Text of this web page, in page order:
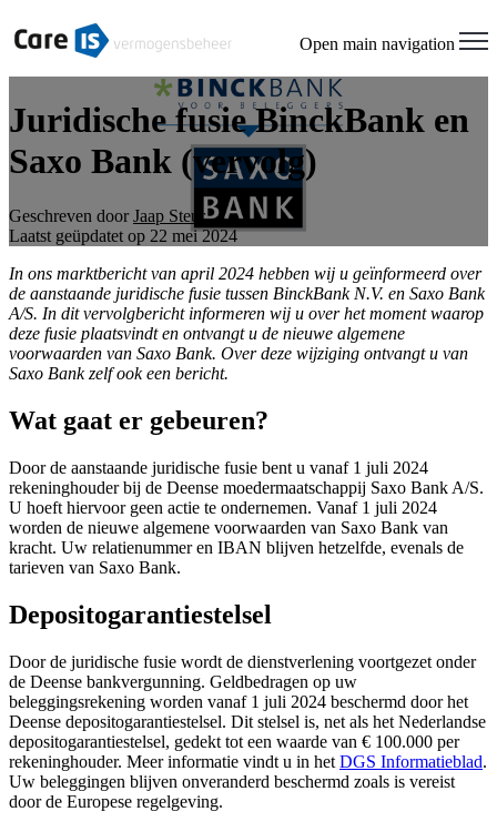
Open main navigation
Juridische fusie BinckBank en
Saxo Bank (vervolg)
Geschreven doorJaap Steur
Laatst geüpdatet op 22 mei 2024
In ons marktbericht van april 2024 hebben wij u geïnformeerd over
de aanstaande juridische fusie tussen BinckBank N.V. en Saxo Bank
A/S. In dit vervolgbericht informeren wij u over het moment waarop
deze fusie plaatsvindt en ontvangt u de nieuwe algemene
voorwaarden van Saxo Bank. Over deze wijziging ontvangt u van
Saxo Bank zelf ook een bericht.
Wat gaat er gebeuren?
Door de aanstaande juridische fusie bent u vanaf 1 juli 2024
rekeninghouder bij de Deense moedermaatschappij Saxo Bank A/S.
U hoeft hiervoor geen actie te ondernemen. Vanaf 1 juli 2024
worden de nieuwe algemene voorwaarden van Saxo Bank van
kracht. Uw relatienummer en IBAN blijven hetzelfde, evenals de
tarieven van Saxo Bank.
Depositogarantiestelsel
Door de juridische fusie wordt de dienstverlening voortgezet onder
de Deense bankvergunning. Geldbedragen op uw
beleggingsrekening worden vanaf 1 juli 2024 beschermd door het
Deense depositogarantiestelsel. Dit stelsel is, net als het Nederlandse
depositogarantiestelsel, gedekt tot een waarde van € 100.000 per
rekeninghouder. Meer informatie vindt u in het DGS Informatieblad.
Uw beleggingen blijven onveranderd beschermd zoals is vereist
door de Europese regelgeving.